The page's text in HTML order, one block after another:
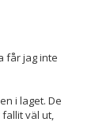
får jag inte
i laget. De
väl ut,